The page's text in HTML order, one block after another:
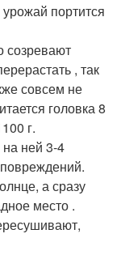
портится
созревают
, так
совсем не
головка 8
г.
на ней 3-4
а сразу
место .